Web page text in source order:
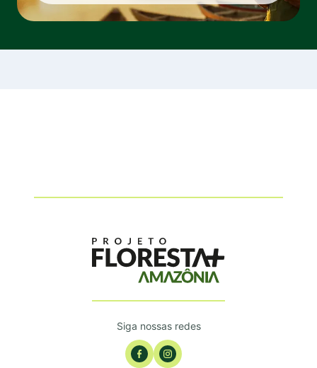
Siga nossas redes